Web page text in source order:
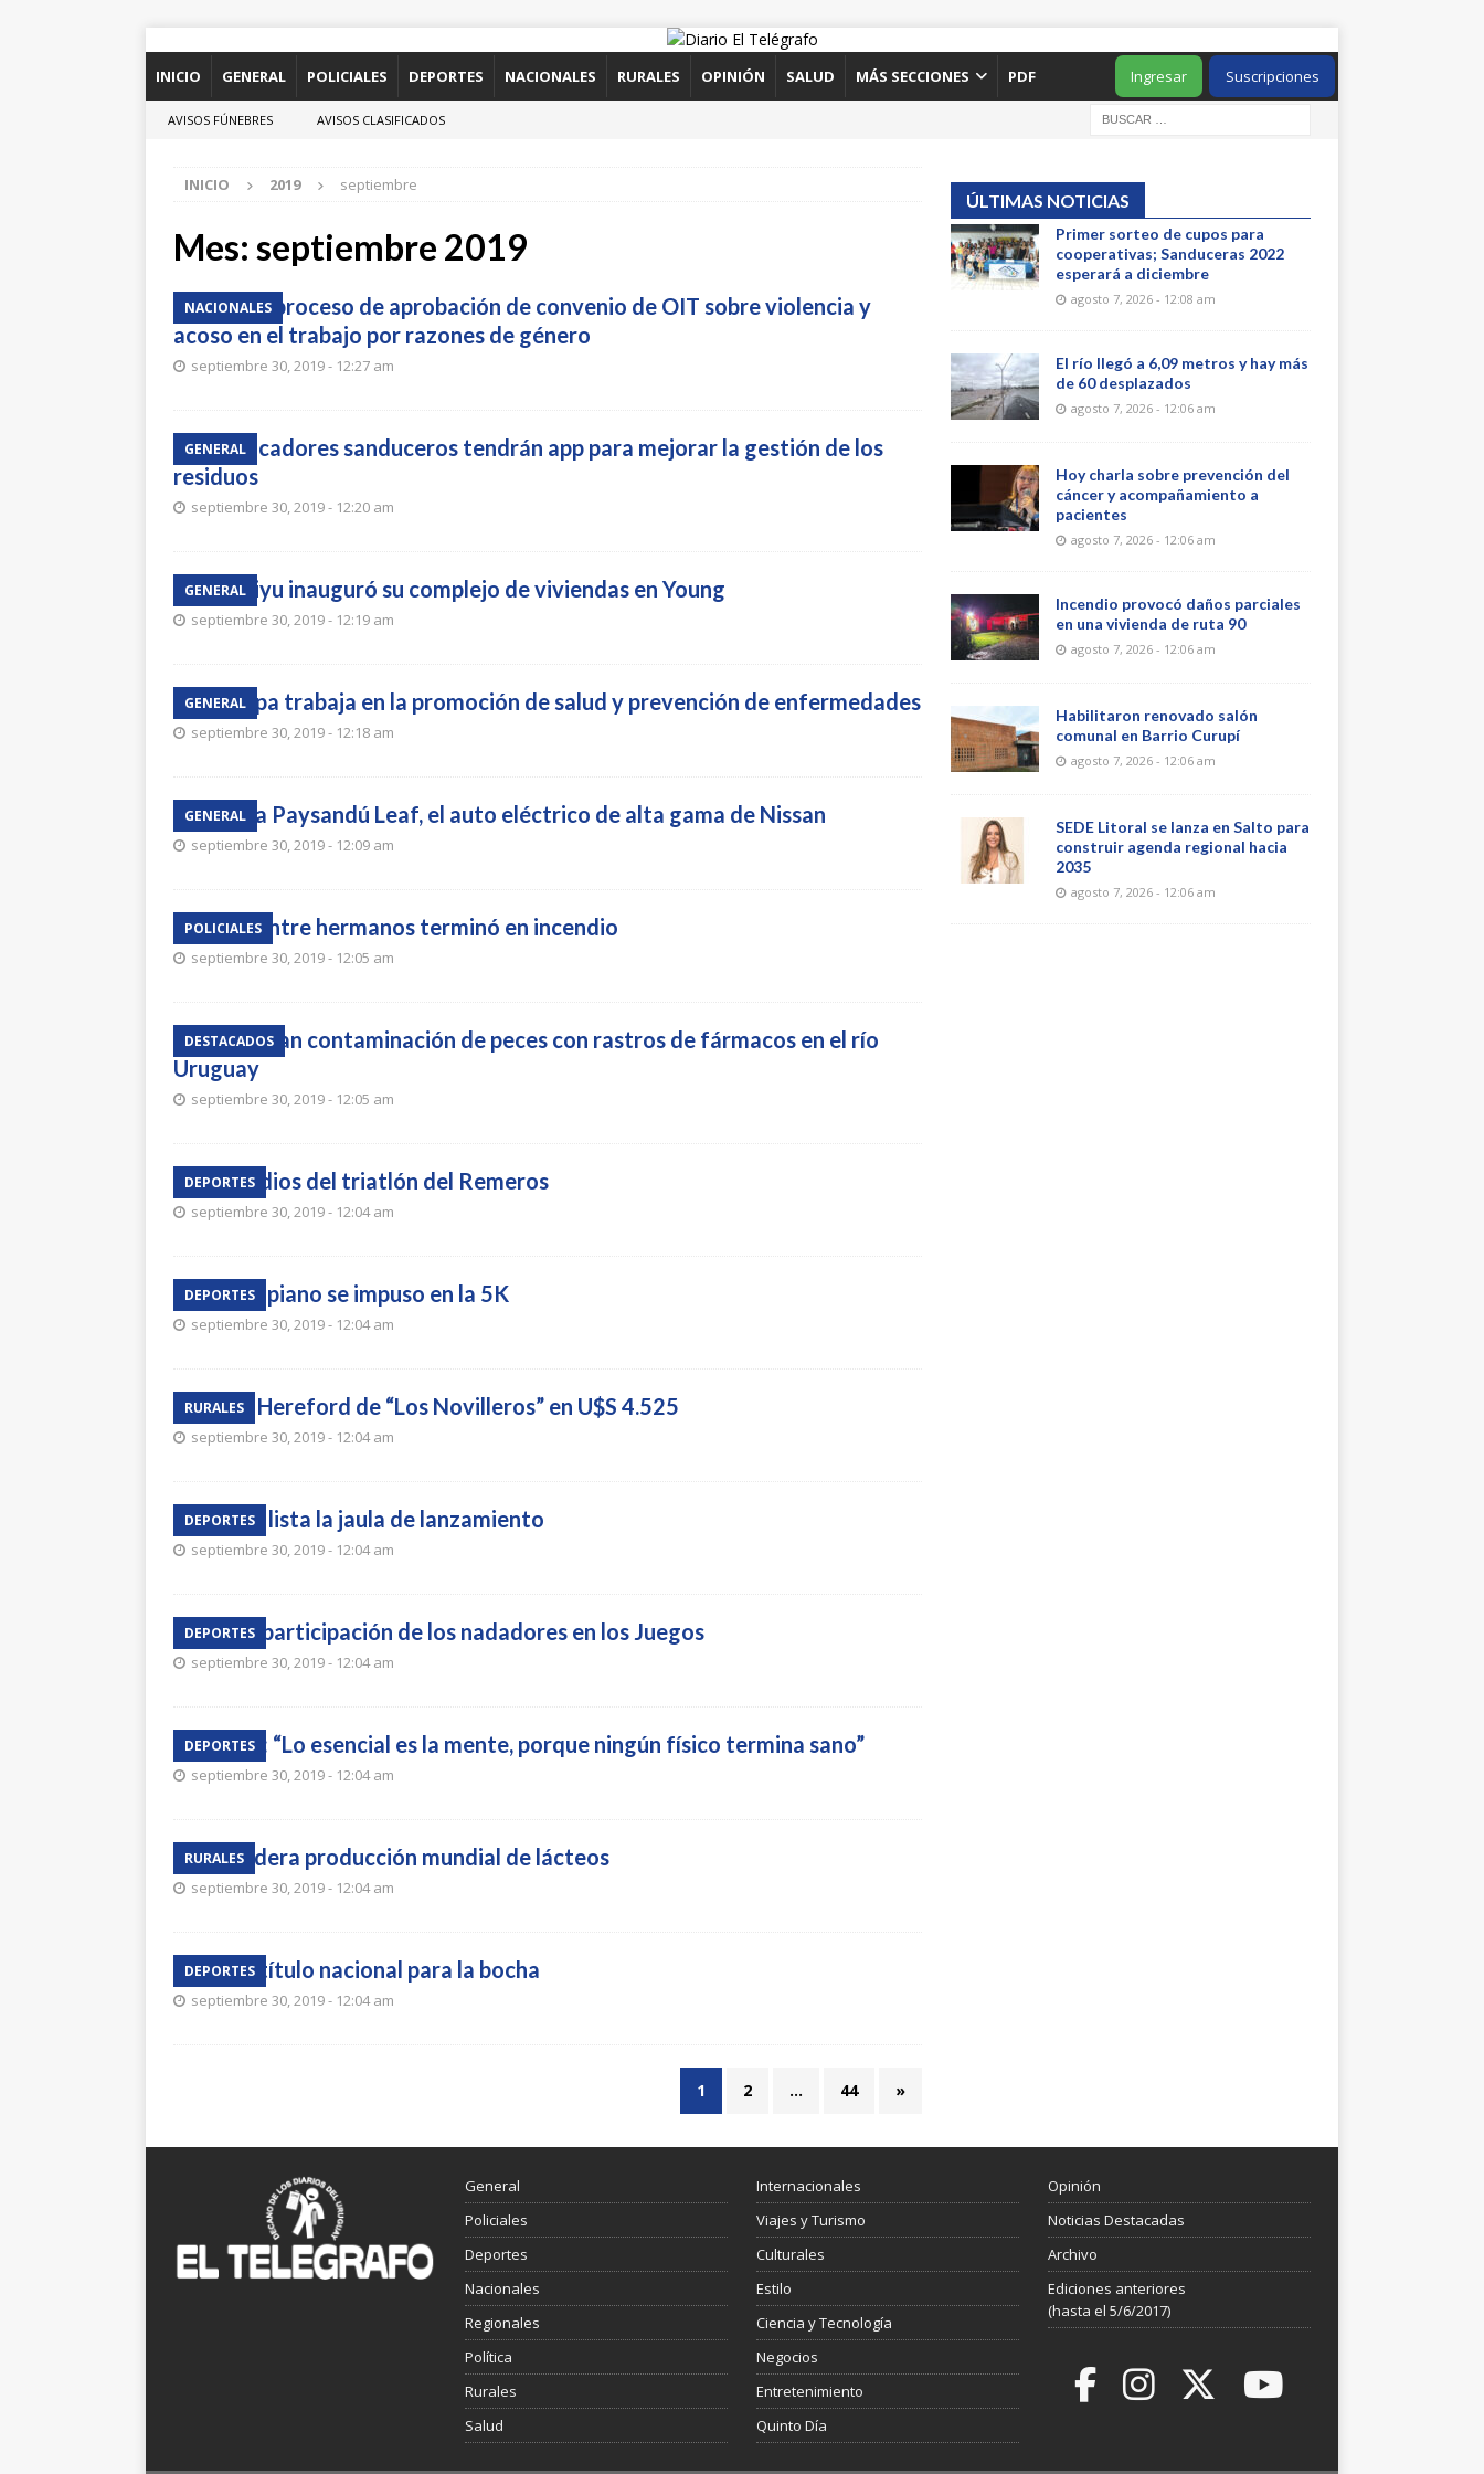
INICIO GENERAL POLICIALES DEPORTES NACIONALES RURALES OPINIÓN SALUD MÁS SECCIONES PDF Suscripciones
Ingresar
AVISOS FÚNEBRES AVISOS CLASIFICADOS
INICIO 2019 septiembre
Mes: septiembre 2019
NACIONALES
Avanza proceso de aprobación de convenio de OIT sobre violencia y
acoso en el trabajo por razones de género
septiembre 30, 2019 - 12:27 am
GENERAL
Clasificadores sanduceros tendrán app para mejorar la gestión de los
residuos
septiembre 30, 2019 - 12:20 am
GENERAL
Covihiyu inauguró su complejo de viviendas en Young
septiembre 30, 2019 - 12:19 am
GENERAL
Comepa trabaja en la promoción de salud y prevención de enfermedades
septiembre 30, 2019 - 12:18 am
GENERAL
Llegó a Paysandú Leaf, el auto eléctrico de alta gama de Nissan
septiembre 30, 2019 - 12:09 am
POLICIALES
Pelea entre hermanos terminó en incendio
septiembre 30, 2019 - 12:05 am
DESTACADOS
Confirman contaminación de peces con rastros de fármacos en el río
Uruguay
septiembre 30, 2019 - 12:05 am
DEPORTES
Los podios del triatlón del Remeros
septiembre 30, 2019 - 12:04 am
DEPORTES
Campopiano se impuso en la 5K
septiembre 30, 2019 - 12:04 am
RURALES
Toros Hereford de “Los Novilleros” en U$S 4.525
septiembre 30, 2019 - 12:04 am
DEPORTES
Quedó lista la jaula de lanzamiento
septiembre 30, 2019 - 12:04 am
DEPORTES
Buena participación de los nadadores en los Juegos
septiembre 30, 2019 - 12:04 am
DEPORTES
Rivero: “Lo esencial es la mente, porque ningún físico termina sano”
septiembre 30, 2019 - 12:04 am
RURALES
Asia lidera producción mundial de lácteos
septiembre 30, 2019 - 12:04 am
DEPORTES
Doble título nacional para la bocha
septiembre 30, 2019 - 12:04 am
1 2 … 44 »
ÚLTIMAS NOTICIAS
Primer sorteo de cupos para
cooperativas; Sanduceras 2022
esperará a diciembre
agosto 7, 2026 - 12:08 am
El río llegó a 6,09 metros y hay más
de 60 desplazados
agosto 7, 2026 - 12:06 am
Hoy charla sobre prevención del
cáncer y acompañamiento a
pacientes
agosto 7, 2026 - 12:06 am
Incendio provocó daños parciales
en una vivienda de ruta 90
agosto 7, 2026 - 12:06 am
Habilitaron renovado salón
comunal en Barrio Curupí
agosto 7, 2026 - 12:06 am
SEDE Litoral se lanza en Salto para
construir agenda regional hacia
2035
agosto 7, 2026 - 12:06 am
General
Policiales
Deportes
Nacionales
Regionales
Política
Rurales
Salud
Internacionales
Viajes y Turismo
Culturales
Estilo
Ciencia y Tecnología
Negocios
Entretenimiento
Quinto Día
Opinión
Noticias Destacadas
Archivo
Ediciones anteriores
(hasta el 5/6/2017)